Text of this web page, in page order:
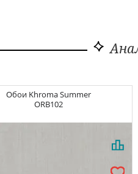
Обои Khroma Summer
ORB102